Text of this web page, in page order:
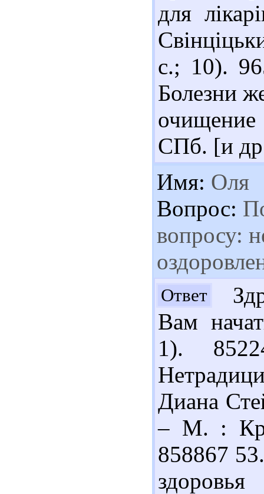
для
с.; 10).
Болезни
СПб. [и
Имя: Оля
Вопрос:
вопросу:
Ответ
Вам
1).
Диана
– М. :
858867